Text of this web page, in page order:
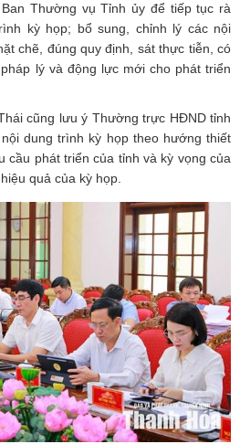
Thường vụ Tỉnh ủy để tiếp tục rà
kỳ họp; bổ sung, chỉnh lý các nội
chẽ, đúng quy định, sát thực tiễn, có
lý và động lực mới cho phát triển
cũng lưu ý Thường trực HĐND tỉnh
dung trình kỳ họp theo hướng thiết
cầu phát triển của tỉnh và kỳ vọng của
quả của kỳ họp.